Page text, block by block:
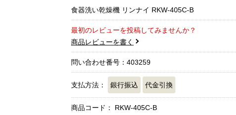
食器洗い乾燥機 リンナイ RKW-405C-B
最初のレビューを投稿してみませんか？
商品レビューを書く
問い合わせ番号：403259
支払方法： 銀行振込 代金引換
商品コード： RKW-405C-B